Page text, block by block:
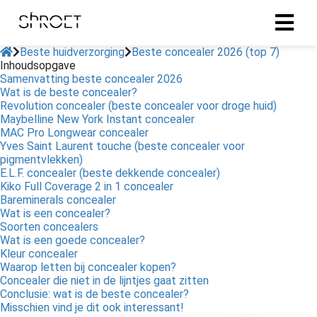
Beste huidverzorging Beste concealer 2026 (top 7)
Inhoudsopgave
Samenvatting beste concealer 2026
Wat is de beste concealer?
Revolution concealer (beste concealer voor droge huid)
Maybelline New York Instant concealer
MAC Pro Longwear concealer
Yves Saint Laurent touche (beste concealer voor
pigmentvlekken)
E.L.F. concealer (beste dekkende concealer)
Kiko Full Coverage 2 in 1 concealer
Bareminerals concealer
Wat is een concealer?
Soorten concealers
Wat is een goede concealer?
Kleur concealer
Waarop letten bij concealer kopen?
Concealer die niet in de lijntjes gaat zitten
Conclusie: wat is de beste concealer?
Misschien vind je dit ook interessant!
policy
zijn
om
te
Ze
gebruikt
deze